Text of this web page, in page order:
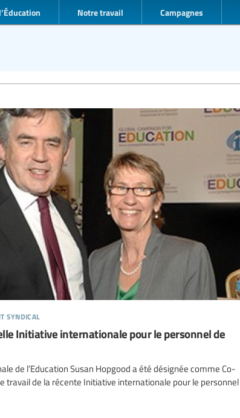
Notre travail Campagnes
syndical
Initiative internationale pour le personnel de
de l’Education Susan Hopgood a été désignée comme Co-
travail de la récente Initiative internationale pour le personnel